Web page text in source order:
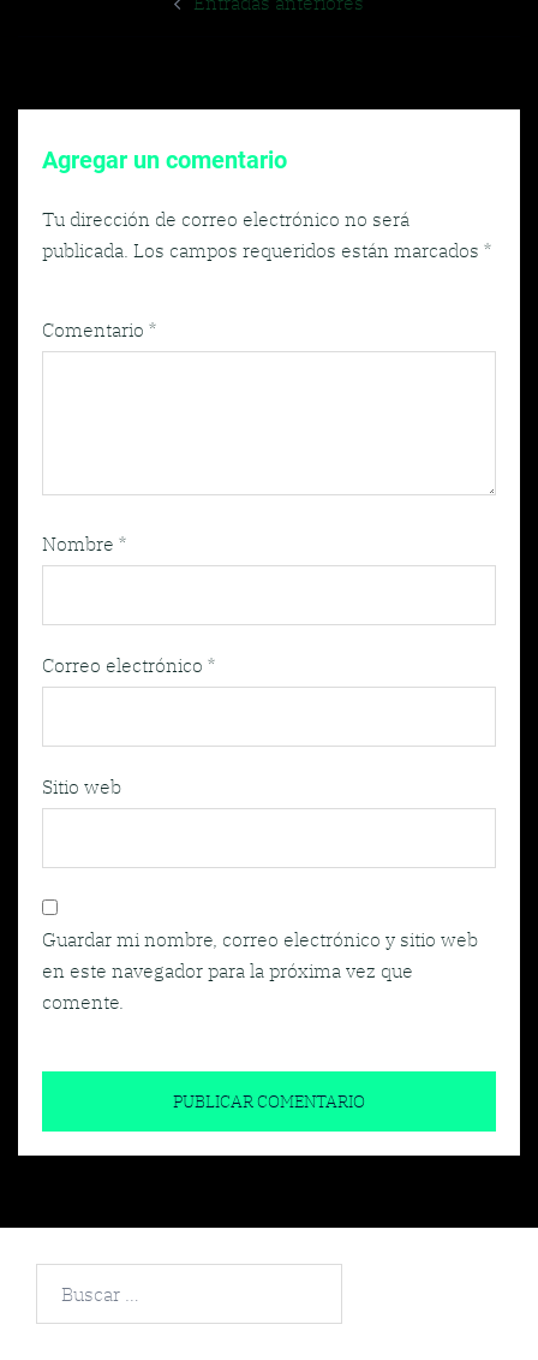
Agregar un comentario
Tu dirección de correo electrónico no será
publicada. Los campos requeridos están marcados *
Comentario *
Nombre *
Correo electrónico *
Sitio web
Guardar mi nombre, correo electrónico y sitio web
en este navegador para la próxima vez que
comente.